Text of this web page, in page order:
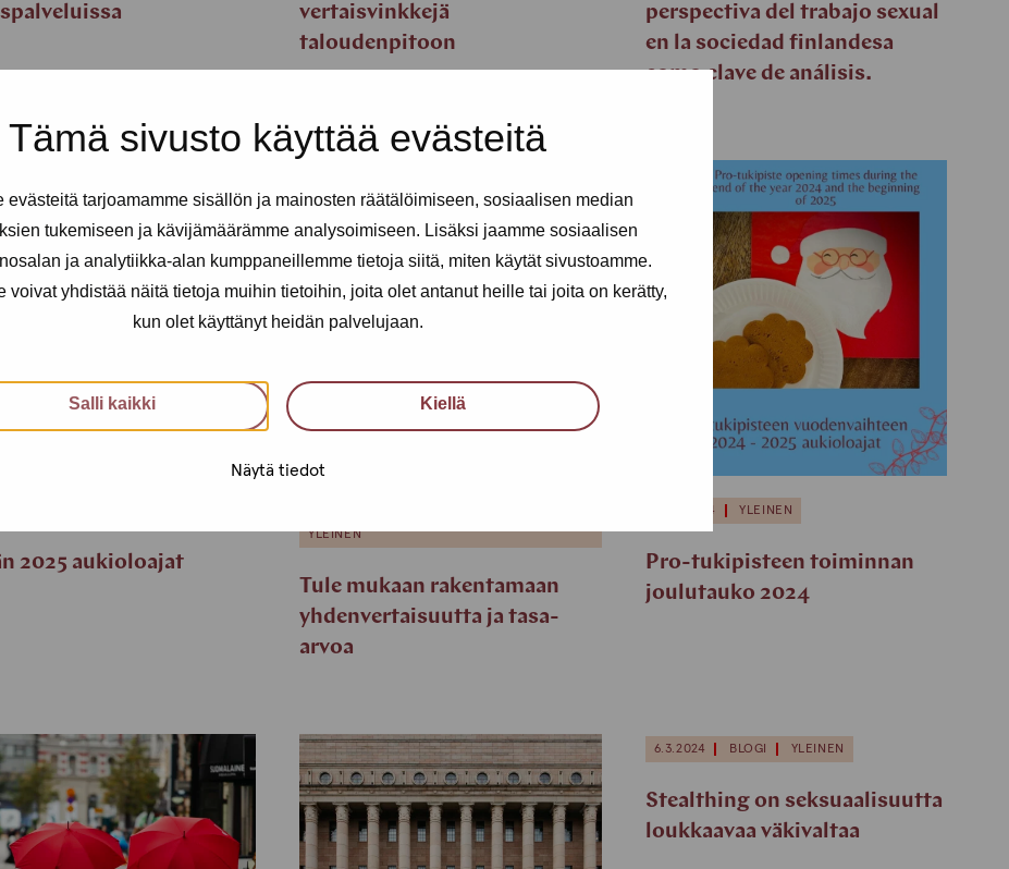
Tämä sivusto käyttää evästeitä
evästeitä tarjoamamme sisällön ja mainosten räätälöimiseen, sosiaalisen median
tukemiseen ja kävijämäärämme analysoimiseen. Lisäksi jaamme sosiaalisen
ja analytiikka-alan kumppaneillemme tietoja siitä, miten käytät sivustoamme.
voivat yhdistää näitä tietoja muihin tietoihin, joita olet antanut heille tai joita on kerätty,
kun olet käyttänyt heidän palvelujaan.
Salli kaikki Kiellä
Näytä tiedot
vertaisvinkkejä
taloudenpitoon
perspectiva del trabajo sexual
en la sociedad finlandesa
como clave de análisis.
2025 aukioloajat
YLEINEN
Tule mukaan rakentamaan
yhdenvertaisuutta ja tasa-
arvoa
13.12.2024 YLEINEN
Pro-tukipisteen toiminnan
joulutauko 2024
6.3.2024 BLOGI YLEINEN
Stealthing on seksuaalisuutta
loukkaavaa väkivaltaa